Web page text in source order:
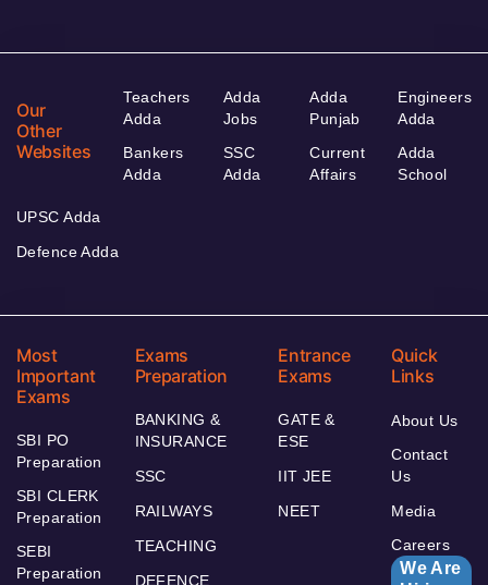
Our
Other
Websites
Teachers
Adda
Bankers
Adda
Adda
Jobs
SSC
Adda
Adda
Punjab
Current
Affairs
Engineers
Adda
Adda
School
UPSC Adda
Defence Adda
Most
Important
Exams
SBI PO
Preparation
SBI CLERK
Preparation
SEBI
Preparation
Exams
Preparation
BANKING &
INSURANCE
SSC
RAILWAYS
TEACHING
DEFENCE
Entrance
Exams
GATE &
ESE
IIT JEE
NEET
Quick
Links
About Us
Contact
Us
Media
Careers
We Are